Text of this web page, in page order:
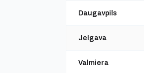
Daugavpils
Jelgava
Valmiera